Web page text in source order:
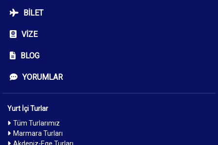
BILET
VIZE
BLOG
YORUMLAR
Yurt İçi Turlar
Tüm Turlarımız
Marmara Turları
Akdeniz-Ege Turları